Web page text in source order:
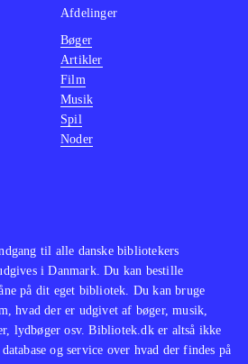
til alle danske bibliotekers
i Danmark. Du kan bestille
på dit eget bibliotek. Du kan bruge
hvad der er udgivet af bøger, musik,
lydbøger osv. Bibliotek.dk er altså ikke
og service over hvad der findes på
Afdelinger
Bøger
Artikler
Film
Musik
Spil
Noder